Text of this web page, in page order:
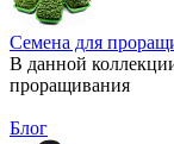
Семена для
В данной
проращивания
Блог